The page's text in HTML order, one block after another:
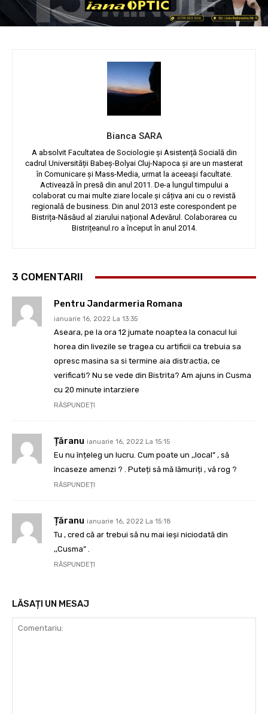
Bianca SARA
A absolvit Facultatea de Sociologie și Asistență Socială din
cadrul Universității Babeș-Bolyai Cluj-Napoca și are un masterat
în Comunicare și Mass-Media, urmat la aceeași facultate.
Activează în presă din anul 2011. De-a lungul timpului a
colaborat cu mai multe ziare locale și câțiva ani cu o revistă
regională de business. Din anul 2013 este corespondent pe
Bistrița-Năsăud al ziarului național Adevărul. Colaborarea cu
Bistrițeanul.ro a început în anul 2014.
3 COMENTARII
Pentru Jandarmeria Romana
ianuarie 16, 2022 La 13:35
Aseara, pe la ora 12 jumate noaptea la conacul lui
horea din livezile se tragea cu artificii ca trebuia sa
opresc masina sa si termine aia distractia, ce
verificati? Nu se vede din Bistrita? Am ajuns in Cusma
cu 20 minute intarziere
RĂSPUNDEȚI
Țăranu ianuarie 16, 2022 La 15:15
Eu nu înțeleg un lucru. Cum poate un ,,local” , să
încaseze amenzi ? . Puteți să mă lămuriți , vă rog ?
RĂSPUNDEȚI
Țăranu ianuarie 16, 2022 La 15:18
Tu , cred că ar trebui să nu mai ieși niciodată din
,,Cusma” .
RĂSPUNDEȚI
LĂSAȚI UN MESAJ